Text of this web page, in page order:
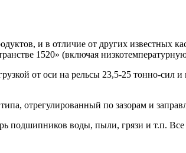
и в отличие от других известных
1520» (включая
от оси на рельсы 23,5-25 тонно-
отрегулированный по зазорам и
подшипников воды, пыли, грязи и т.п.